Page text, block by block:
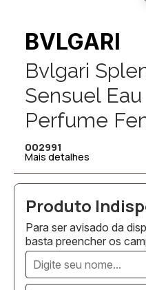
BVLGARI
Bvlgari
Sensuel
Perfume
002991
Mais detalhes
Para ser avisado da
basta preencher os